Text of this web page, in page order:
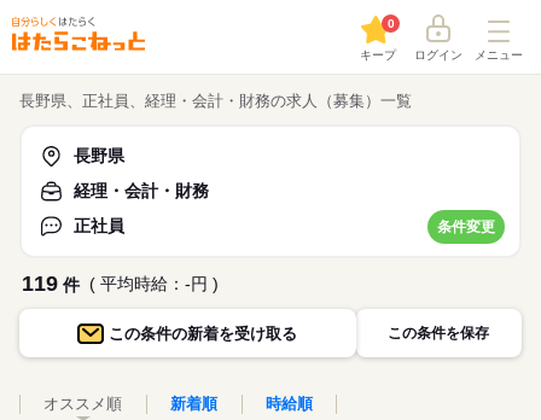
キープ
0
ログイン メニュー
長野県、正社員、経理・会計・財務の求人（募集）一覧
長野県
経理・会計・財務
正社員
条件変更
119 件 ( 平均時給：-円 )
この条件の新着を受け取る この条件を保存
オススメ順 新着順 時給順